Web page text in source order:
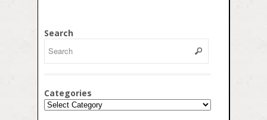
Search
Categories
Categories